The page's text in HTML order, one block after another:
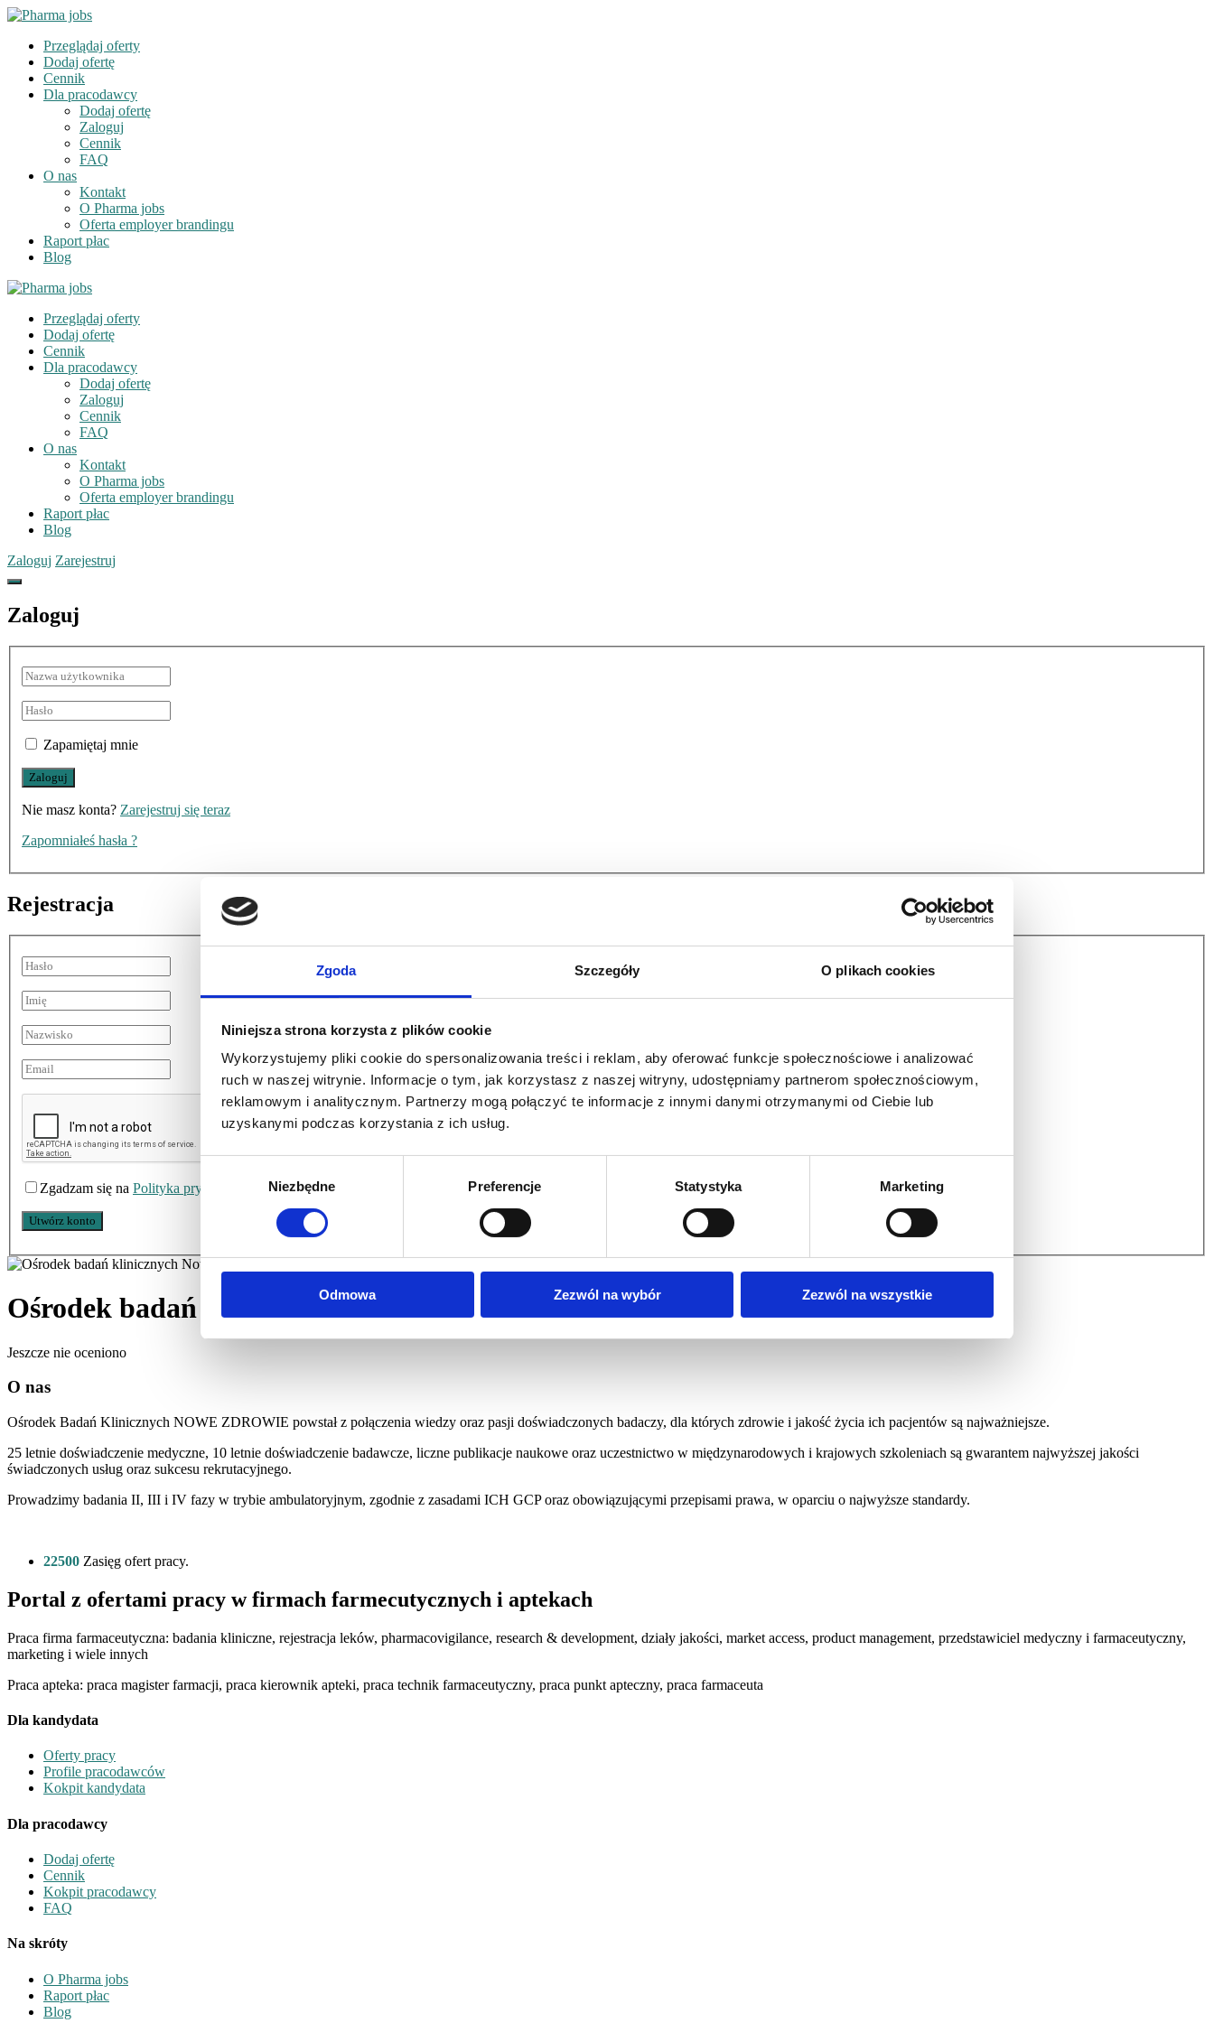
Zgoda Szczegóły O plikach cookies
Niniejsza strona korzysta z plików cookie
Wykorzystujemy pliki cookie do spersonalizowania treści i reklam, aby oferować funkcje społecznościowe i analizować
ruch w naszej witrynie. Informacje o tym, jak korzystasz z naszej witryny, udostępniamy partnerom społecznościowym,
reklamowym i analitycznym. Partnerzy mogą połączyć te informacje z innymi danymi otrzymanymi od Ciebie lub
uzyskanymi podczas korzystania z ich usług.
Wybór
zgody
Niezbędne Preferencje Statystyka Marketing
Odmowa Zezwól na wybór Zezwól na wszystkie
Przeglądaj oferty
Dodaj ofertę
Cennik
Dla pracodawcy
Dodaj ofertę
Zaloguj
Cennik
FAQ
O nas
Kontakt
O Pharma jobs
Oferta employer brandingu
Raport płac
Blog
Przeglądaj oferty
Dodaj ofertę
Cennik
Dla pracodawcy
Dodaj ofertę
Zaloguj
Cennik
FAQ
O nas
Kontakt
O Pharma jobs
Oferta employer brandingu
Raport płac
Blog
Zaloguj Zarejestruj
Zaloguj
Zapamiętaj mnie
Nie masz konta? Zarejestruj się teraz
Zapomniałeś hasła ?
Rejestracja
Zgadzam się na Polityka prywatności
Ośrodek badań klinicznych Nowe Zdrowie
Jeszcze nie oceniono
O nas
Ośrodek Badań Klinicznych NOWE ZDROWIE powstał z połączenia wiedzy oraz pasji doświadczonych badaczy, dla których zdrowie i jakość życia ich pacjentów są najważniejsze.
25 letnie doświadczenie medyczne, 10 letnie doświadczenie badawcze, liczne publikacje naukowe oraz uczestnictwo w międzynarodowych i krajowych szkoleniach są gwarantem najwyższej jakości
świadczonych usług oraz sukcesu rekrutacyjnego.
Prowadzimy badania II, III i IV fazy w trybie ambulatoryjnym, zgodnie z zasadami ICH GCP oraz obowiązującymi przepisami prawa, w oparciu o najwyższe standardy.
22500 Zasięg ofert pracy.
Portal z ofertami pracy w firmach farmecutycznych i aptekach
Praca firma farmaceutyczna: badania kliniczne, rejestracja leków, pharmacovigilance, research & development, działy jakości, market access, product management, przedstawiciel medyczny i farmaceutyczny,
marketing i wiele innych
Praca apteka: praca magister farmacji, praca kierownik apteki, praca technik farmaceutyczny, praca punkt apteczny, praca farmaceuta
Dla kandydata
Oferty pracy
Profile pracodawców
Kokpit kandydata
Dla pracodawcy
Dodaj ofertę
Cennik
Kokpit pracodawcy
FAQ
Na skróty
O Pharma jobs
Raport płac
Blog